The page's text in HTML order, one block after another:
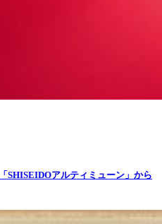
SHISEIDOアルティミューン」から